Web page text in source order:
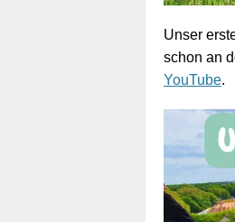
Unser
schon an
YouTube.